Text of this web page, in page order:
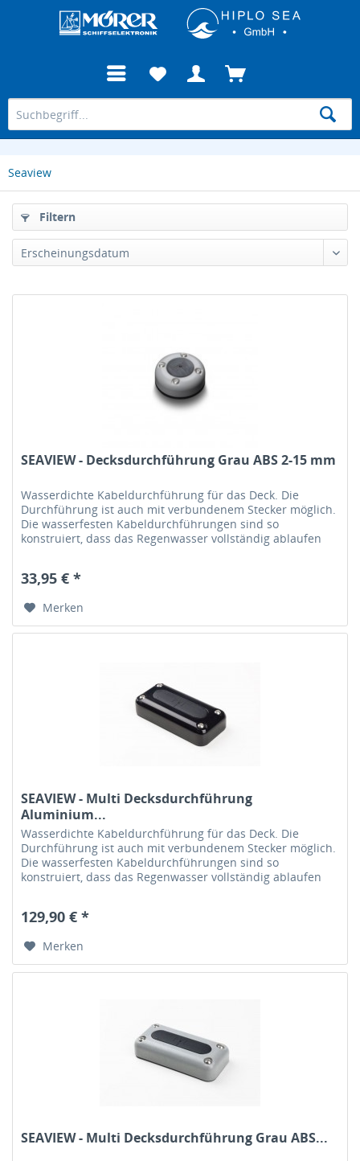
Seaview
Filtern
SEAVIEW - Decksdurchführung Grau ABS 2-15 mm
Wasserdichte Kabeldurchführung für das Deck. Die
Durchführung ist auch mit verbundenem Stecker möglich.
Die wasserfesten Kabeldurchführungen sind so
konstruiert, dass das Regenwasser vollständig ablaufen
33,95 € *
Merken
SEAVIEW - Multi Decksdurchführung
Aluminium...
Wasserdichte Kabeldurchführung für das Deck. Die
Durchführung ist auch mit verbundenem Stecker möglich.
Die wasserfesten Kabeldurchführungen sind so
konstruiert, dass das Regenwasser vollständig ablaufen
129,90 € *
Merken
SEAVIEW - Multi Decksdurchführung Grau ABS...